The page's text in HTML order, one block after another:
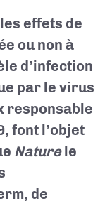
effets de
ou non à
d’infection
par le virus
responsable
font l’objet
Naturele
de